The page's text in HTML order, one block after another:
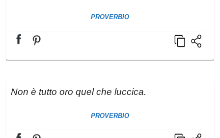
PROVERBIO
Non è tutto oro quel che luccica.
PROVERBIO